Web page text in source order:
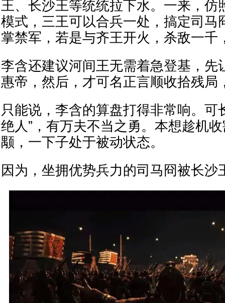
王、长沙王等统统拉下水。一来，仿
模式，三王可以合兵一处，搞定司马
掌禁军，若是与齐王开火，杀敌一千
李含还建议河间王无需着急登基，先
惠帝，然后，才可名正言顺收拾残局
只能说，李含的算盘打得非常响。可
绝人”，有万夫不当之勇。本想趁机
颙，一下子处于被动状态。
因为，坐拥优势兵力的司马冏被长沙